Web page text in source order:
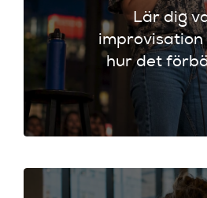
Lär dig
improvisation
hur det
din stand-
Upptäck
som